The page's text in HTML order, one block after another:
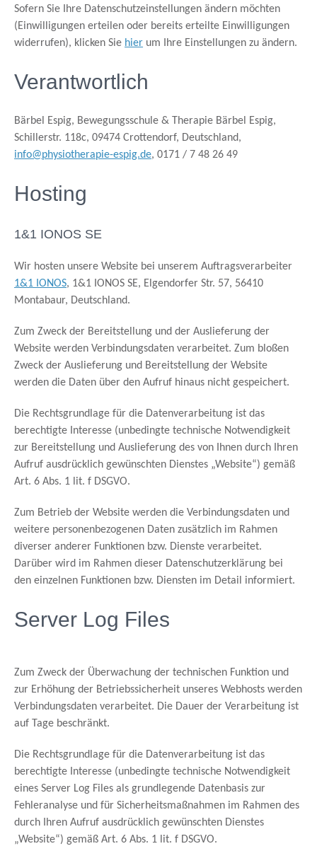
Sofern Sie Ihre Datenschutzeinstellungen ändern möchten
(Einwilligungen erteilen oder bereits erteilte Einwilligungen
widerrufen), klicken Sie hier um Ihre Einstellungen zu ändern.
Verantwortlich
Bärbel Espig, Bewegungsschule & Therapie Bärbel Espig,
Schillerstr. 118c, 09474 Crottendorf, Deutschland,
info@physiotherapie-espig.de, 0171 / 7 48 26 49
Hosting
1&1 IONOS SE
Wir hosten unsere Website bei unserem Auftragsverarbeiter
1&1 IONOS, 1&1 IONOS SE, Elgendorfer Str. 57, 56410
Montabaur, Deutschland.
Zum Zweck der Bereitstellung und der Auslieferung der
Website werden Verbindungsdaten verarbeitet. Zum bloßen
Zweck der Auslieferung und Bereitstellung der Website
werden die Daten über den Aufruf hinaus nicht gespeichert.
Die Rechtsgrundlage für die Datenverarbeitung ist das
berechtigte Interesse (unbedingte technische Notwendigkeit
zur Bereitstellung und Auslieferung des von Ihnen durch Ihren
Aufruf ausdrücklich gewünschten Dienstes „Website“) gemäß
Art. 6 Abs. 1 lit. f DSGVO.
Zum Betrieb der Website werden die Verbindungsdaten und
weitere personenbezogenen Daten zusätzlich im Rahmen
diverser anderer Funktionen bzw. Dienste verarbeitet.
Darüber wird im Rahmen dieser Datenschutzerklärung bei
den einzelnen Funktionen bzw. Diensten im Detail informiert.
Server Log Files
Zum Zweck der Überwachung der technischen Funktion und
zur Erhöhung der Betriebssicherheit unseres Webhosts werden
Verbindungsdaten verarbeitet. Die Dauer der Verarbeitung ist
auf Tage beschränkt.
Die Rechtsgrundlage für die Datenverarbeitung ist das
berechtigte Interesse (unbedingte technische Notwendigkeit
eines Server Log Files als grundlegende Datenbasis zur
Fehleranalyse und für Sicherheitsmaßnahmen im Rahmen des
durch Ihren Aufruf ausdrücklich gewünschten Dienstes
„Website“) gemäß Art. 6 Abs. 1 lit. f DSGVO.